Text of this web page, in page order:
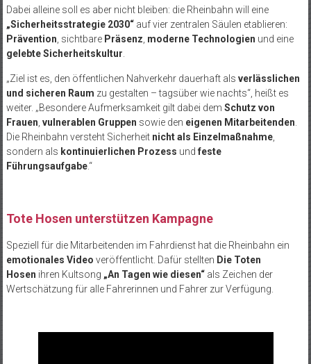
Dabei alleine soll es aber nicht bleiben: die Rheinbahn will eine
„Sicherheitsstrategie 2030“auf vier zentralen Säulen etablieren:
Prävention, sichtbare Präsenz, moderne Technologien und eine
gelebte Sicherheitskultur.
„Ziel ist es, den öffentlichen Nahverkehr dauerhaft als verlässlichen
und sicheren Raum zu gestalten – tagsüber wie nachts“, heißt es
weiter. „Besondere Aufmerksamkeit gilt dabei dem Schutz von
Frauen, vulnerablen Gruppen sowie den eigenen Mitarbeitenden.
Die Rheinbahn versteht Sicherheit nicht als Einzelmaßnahme,
sondern als kontinuierlichen Prozess und feste
Führungsaufgabe.“
Tote Hosen unterstützen Kampagne
Speziell für die Mitarbeitenden im Fahrdienst hat die Rheinbahn ein
emotionales Video veröffentlicht. Dafür stellten Die Toten
Hosen ihren Kultsong „An Tagen wie diesen“als Zeichen der
Wertschätzung für alle Fahrerinnen und Fahrer zur Verfügung.